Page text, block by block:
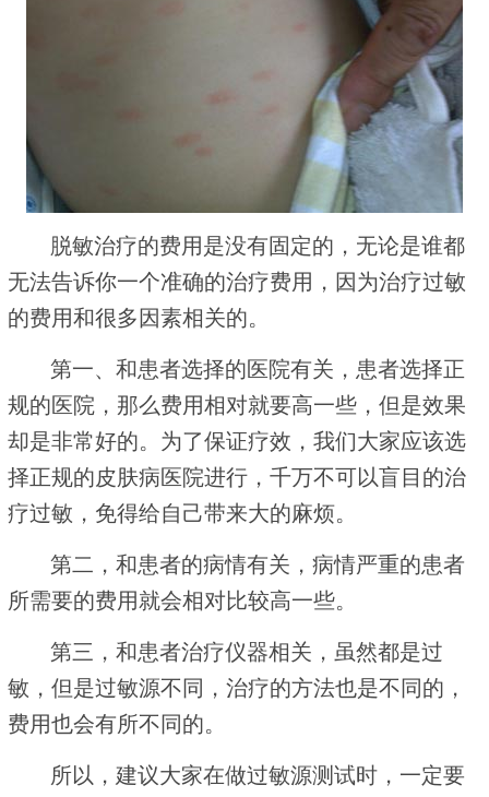
脱敏治疗的费用是没有固定的，无论是谁都
无法告诉你一个准确的治疗费用，因为治疗过敏
的费用和很多因素相关的。
第一、和患者选择的医院有关，患者选择正
规的医院，那么费用相对就要高一些，但是效果
却是非常好的。为了保证疗效，我们大家应该选
择正规的皮肤病医院进行，千万不可以盲目的治
疗过敏，免得给自己带来大的麻烦。
第二，和患者的病情有关，病情严重的患者
所需要的费用就会相对比较高一些。
第三，和患者治疗仪器相关，虽然都是过
敏，但是过敏源不同，治疗的方法也是不同的，
费用也会有所不同的。
所以，建议大家在做过敏源测试时，一定要